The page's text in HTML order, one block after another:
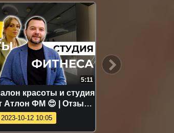
5:11
красоты и студия
Атлон ФМ 😍 | Отзыв
🔥
2023-10-12 10:05